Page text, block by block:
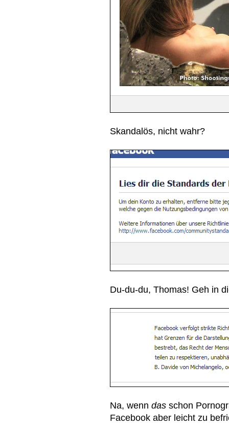
Skandalös, nicht wahr?
Du-du-du, Thomas! Geh in
Na, wenn das schon
Facebook aber leicht zu